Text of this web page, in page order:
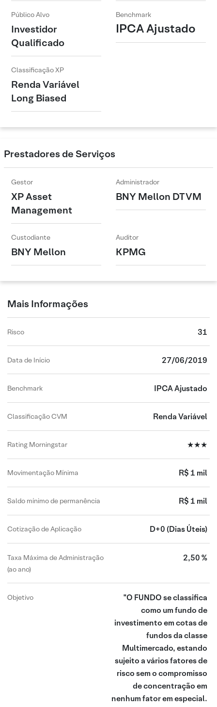
Público Alvo
Investidor
Qualificado
Benchmark
IPCA Ajustado
Classificação XP
Renda Variável
Long Biased
Prestadores de Serviços
Gestor
XP Asset
Management
Administrador
BNY Mellon DTVM
Custodiante
BNY Mellon
Auditor
KPMG
Mais Informações
Risco 31
Data de Início 27/06/2019
Benchmark IPCA Ajustado
Classificação CVM Renda Variável
Rating Morningstar ★★★
Movimentação Mínima R$ 1 mil
Saldo mínimo de permanência R$ 1 mil
Cotização de Aplicação D+0 (Dias Úteis)
Taxa Máxima de Administração
(ao ano)
2,50 %
Objetivo
"O FUNDO se classifica
como um fundo de
investimento em cotas de
fundos da classe
Multimercado, estando
sujeito a vários fatores de
risco sem o compromisso
de concentração em
nenhum fator em especial.